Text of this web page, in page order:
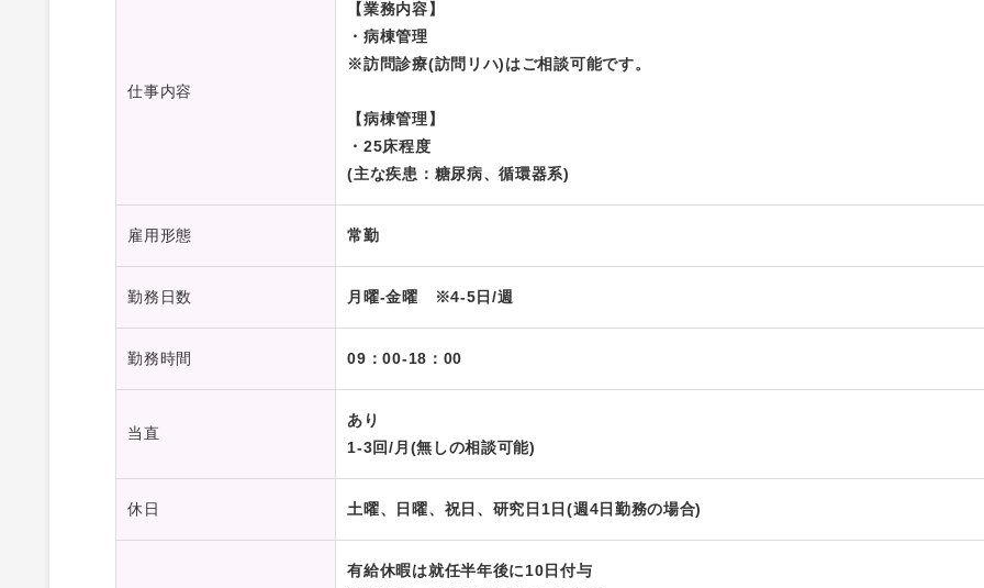
仕事内容
【業務内容】
・病棟管理
※訪問診療(訪問リハ)はご相談可能です。
【病棟管理】
・25床程度
(主な疾患：糖尿病、循環器系)
雇用形態 常勤
勤務日数 月曜-金曜 ※4-5日/週
勤務時間 09：00-18：00
当直
あり
1-3回/月(無しの相談可能)
休日 土曜、日曜、祝日、研究日1日(週4日勤務の場合)
有給休暇は就任半年後に10日付与